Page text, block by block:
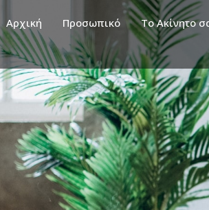
Αρχική Προσωπικό Το Ακίνητο